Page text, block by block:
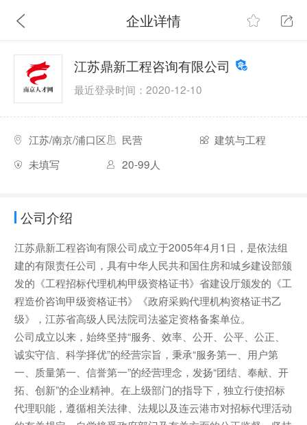
企业详情
江苏鼎新工程咨询有限公司
最近登录时间：2020-12-10
江苏/南京/浦口区 民营
建筑与工程
未填写
20-99人
公司介绍
江苏鼎新工程咨询有限公司成立于2005年4月1日，是依法组
建的有限责任公司，具有中华人民共和国住房和城乡建设部颁
发的《工程招标代理机构甲级资格证书》省建设厅颁发的《工
程造价咨询甲级资格证书》《政府采购代理机构资格证书乙
级》，江苏省高级人民法院司法鉴定资格备案单位。
公司成立以来，始终坚持“服务、效率、公开、公平、公正、
诚实守信、科学择优”的经营宗旨，秉承“服务第一、用户第
一、质量第一、信誉第一”的经营理念，发扬“团结、奉献、开
拓、创新”的企业精神。在上级部门的指导下，独立行使招标
代理职能，遵循相关法律、法规以及连云港市对招标代理活动